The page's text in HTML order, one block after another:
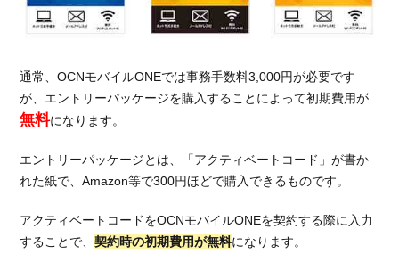
通常、OCNモバイルONEでは事務手数料3,000円が必要です
が、エントリーパッケージを購入することによって初期費用が
無料になります。
エントリーパッケージとは、「アクティベートコード」が書か
れた紙で、Amazon等で300円ほどで購入できるものです。
アクティベートコードをOCNモバイルONEを契約する際に入力
することで、契約時の初期費用が無料になります。